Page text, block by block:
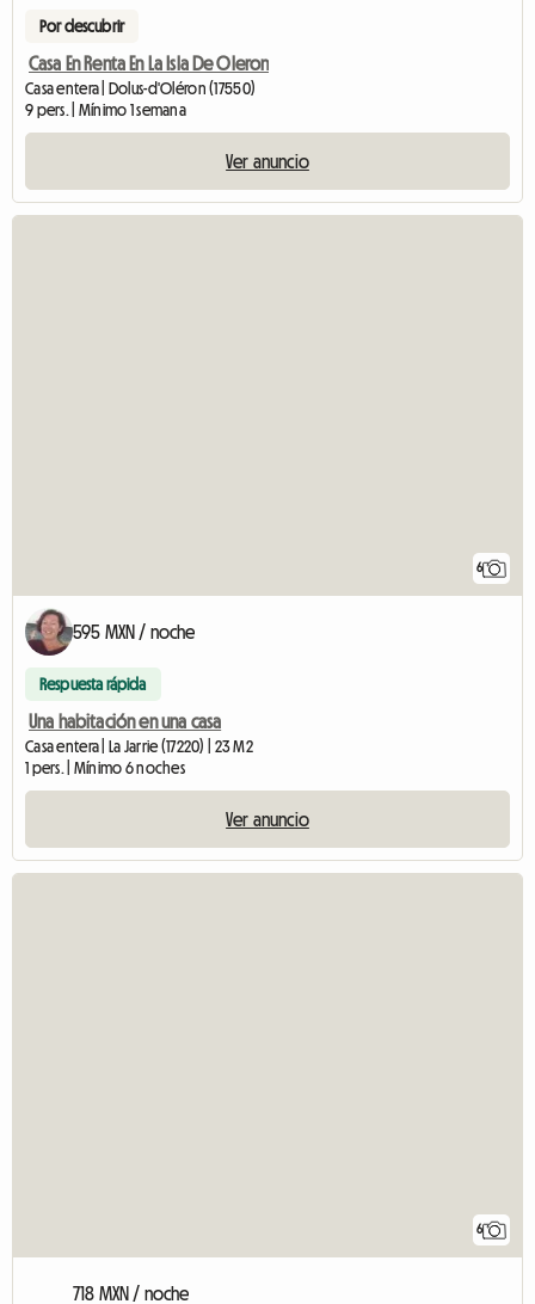
Por descubrir
Casa En Renta En La Isla De Oleron
Casa entera | Dolus-d'Oléron (17550)
9 pers. | Mínimo 1 semana
Ver anuncio
6
595 MXN / noche
Respuesta rápida
Una habitación en una casa
Casa entera | La Jarrie (17220) | 23 M2
1 pers. | Mínimo 6 noches
Ver anuncio
6
718 MXN / noche